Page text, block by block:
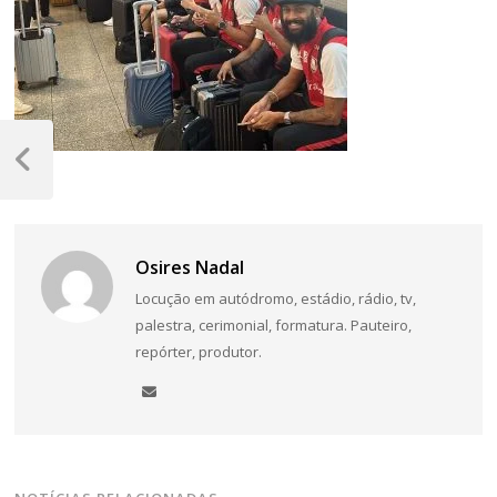
Osires Nadal
Locução em autódromo, estádio, rádio, tv,
palestra, cerimonial, formatura. Pauteiro,
repórter, produtor.
Navegação
de
Post